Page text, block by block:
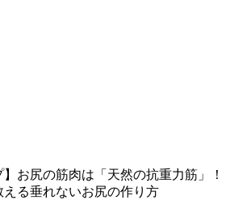
】お尻の筋肉は「天然の抗重力筋」！
る垂れないお尻の作り方